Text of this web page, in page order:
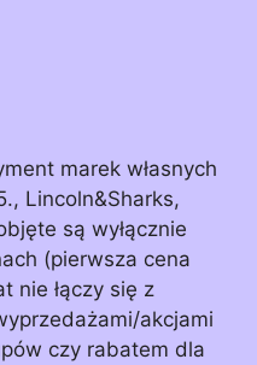
marek własnych
Lincoln&Sharks,
są wyłącznie
(pierwsza cena
nie łączy się z
akcjami
czy rabatem dla